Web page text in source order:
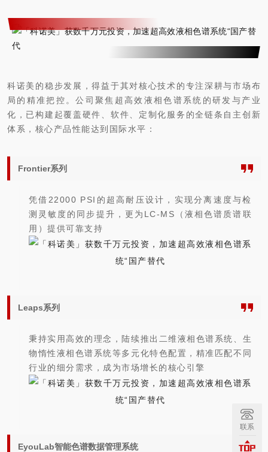
科诺美的稳步发展，得益于其对核心技术的专注深耕与市场布
局的精准把控。公司聚焦 超高效液相色谱系统 的研发与产业
化， 已构建起覆盖硬件、软件、定制化服务的全链条自主创新
体系，核心产品性能达到国际水平 ：
Frontier系列
凭借22000 PSI的超高耐压设计，实现分离速度与检
测灵敏度的同步提升，更为LC-MS（液相色谱质谱联
用）提供可靠支持
Leaps系列
秉持实用高效的理念，陆续推出二维液相色谱系统、生
物惰性液相色谱系统等多元化特色配置，精准匹配不同
行业的细分需求，成为市场增长的核心引擎
EyouLab智能色谱数据管理系统
联系